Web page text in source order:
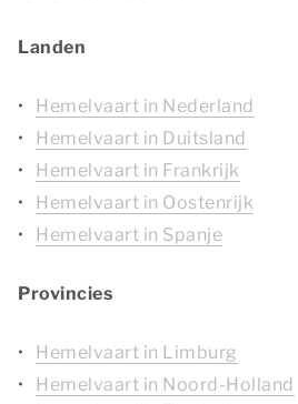
Landen
Hemelvaart in Nederland
Hemelvaart in Duitsland
Hemelvaart in Frankrijk
Hemelvaart in Oostenrijk
Hemelvaart in Spanje
Provincies
Hemelvaart in Limburg
Hemelvaart in Noord-Holland